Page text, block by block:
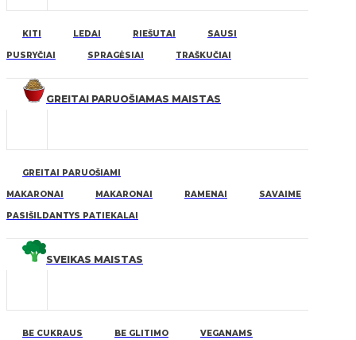
KITI LEDAI RIEŠUTAI SAUSI
PUSRYČIAI SPRAGĖSIAI TRAŠKUČIAI
GREITAI PARUOŠIAMAS MAISTAS
GREITAI PARUOŠIAMI
MAKARONAI MAKARONAI RAMENAI SAVAIME
PASIŠILDANTYS PATIEKALAI
SVEIKAS MAISTAS
BE CUKRAUS BE GLITIMO VEGANAMS